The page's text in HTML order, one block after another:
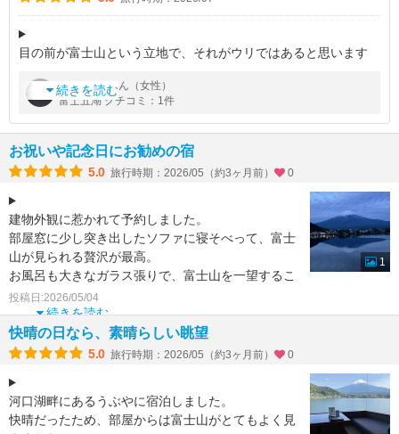
目の前が富士山という立地で、それがウリではあると思います
た。
夏だからかお風呂はぬるめでしたが、ゆっくり入れて良かったで
す。
食事はバイキン
続きを読む
byあさひ さん（女性）
富士五湖 クチコミ：1件
お祝いや記念日にお勧めの宿
5.0 旅行時期：2026/05（約3ヶ月前） 0
建物外観に惹かれて予約しました。
部屋窓に少し突き出したソファに寝そべって、富士
山が見られる贅沢が最高。
お風呂も大きなガラス張りで、富士山を一望するこ
とができます。
富士山手前に見える河口湖は
続きを読む
投稿日:2026/05/04
1
快晴の日なら、素晴らしい眺望
5.0 旅行時期：2026/05（約3ヶ月前） 0
河口湖畔にあるうぶやに宿泊しました。
快晴だったため、部屋からは富士山がとてもよく見